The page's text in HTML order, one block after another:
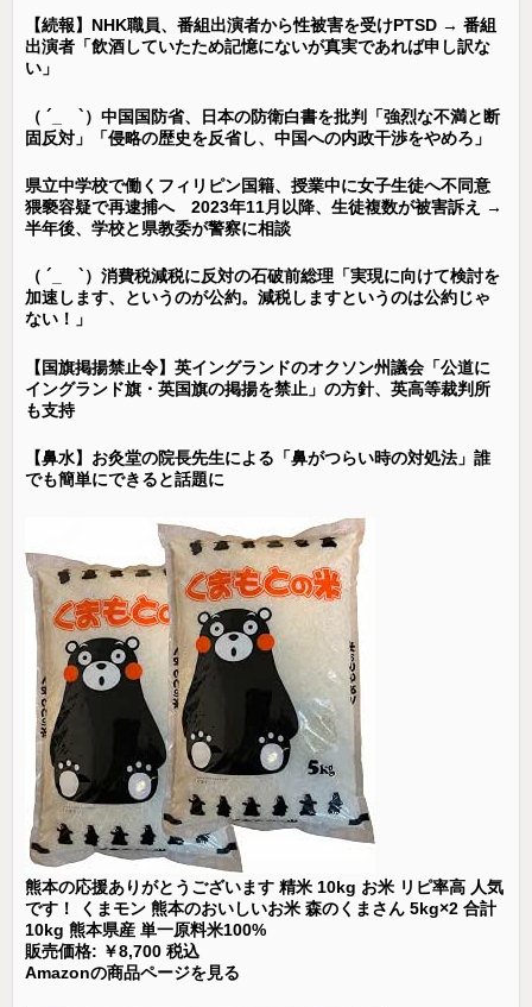
【続報】NHK職員、番組出演者から性被害を受けPTSD → 番組
出演者「飲酒していたため記憶にないが真実であれば申し訳な
い」
（ ´_ゝ`）中国国防省、日本の防衛白書を批判「強烈な不満と断
固反対」「侵略の歴史を反省し、中国への内政干渉をやめろ」
県立中学校で働くフィリピン国籍、授業中に女子生徒へ不同意
猥褻容疑で再逮捕へ 2023年11月以降、生徒複数が被害訴え →
半年後、学校と県教委が警察に相談
（ ´_ゝ`）消費税減税に反対の石破前総理「実現に向けて検討を
加速します、というのが公約。減税しますというのは公約じゃ
ない！」
【国旗掲揚禁止令】英イングランドのオクソン州議会「公道に
イングランド旗・英国旗の掲揚を禁止」の方針、英高等裁判所
も支持
【鼻水】お灸堂の院長先生による「鼻がつらい時の対処法」誰
でも簡単にできると話題に
熊本の応援ありがとうございます 精米 10kg お米 リピ率高 人気
です！ くまモン 熊本のおいしいお米 森のくまさん 5kg×2 合計
10kg 熊本県産 単一原料米100%
販売価格: ￥8,700 税込
Amazonの商品ページを見る